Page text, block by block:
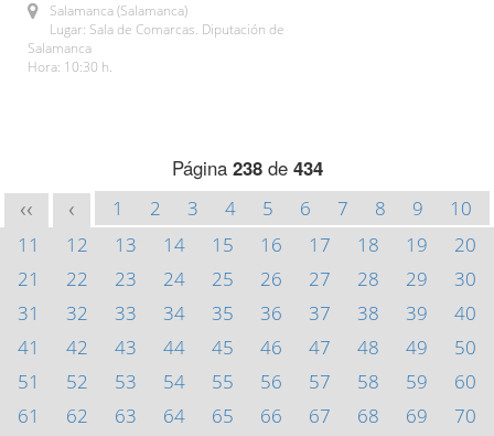
Salamanca (Salamanca)
Lugar: Sala de Comarcas. Diputación de
Salamanca
Hora: 10:30 h.
Página 238de 434
<< < 1 2 3 4 5 6 7 8 9
10
11
12 13 14 15 16 17 18 19
20
21
22 23 24 25 26 27 28 29
30
31
32 33 34 35 36 37 38 39
40
41
42 43 44 45 46 47 48 49
50
51
52 53 54 55 56 57 58 59
60
61
62 63 64 65 66 67 68 69
70